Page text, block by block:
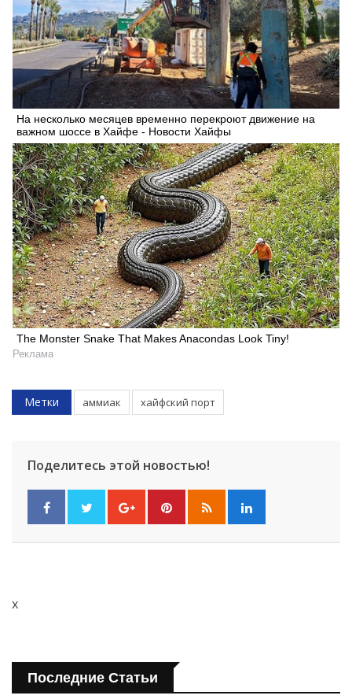
На несколько месяцев временно перекроют движение на
важном шоссе в Хайфе - Новости Хайфы
The Monster Snake That Makes Anacondas Look Tiny!
Реклама
Метки аммиак хайфский порт
Поделитесь этой новостью!
x
Последние Статьи